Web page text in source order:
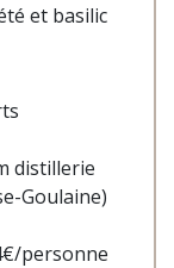
et basilic
distillerie
Goulaine)
personne